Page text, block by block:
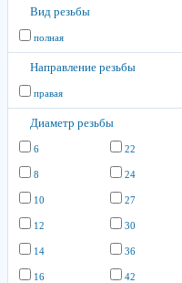
Вид резьбы
полная
Направление резьбы
правая
Диаметр резьбы
6
8
10
12
14
16
22
24
27
30
36
42